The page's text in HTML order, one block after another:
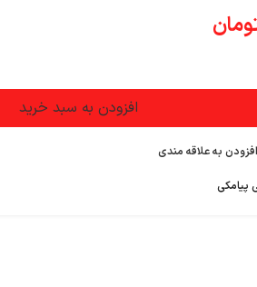
افزودن به سبد خرید
افزودن به علاقه مندی
پیامکی